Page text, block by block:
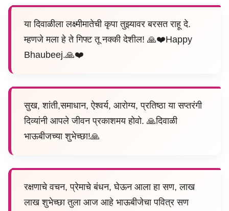
या दिवाळीला लक्ष्मीमातेची कृपा तुझ्यावर बरसत राहू दे.
म्हणजे मला हे ते गिफ्ट तू नक्की देशील! 🙏❤️Happy
Bhaubeej.🙏❤️
सुख, शांती,समाधान, ऐश्वर्य, आरोग्य, प्रतिष्ठा या सप्तरंगी
दिव्यांनी आपले जीवन प्रकाशमय होवो. 🙏दिवाळी
भाऊबीजच्या शुभेच्छा!🙏
रक्षणाचे वचन, प्रेमाचे बंधन, घेऊन आला हा सण, लाख
लाख शुभेच्छा तुला आज आहे भाऊबीजेचा पवित्र सण